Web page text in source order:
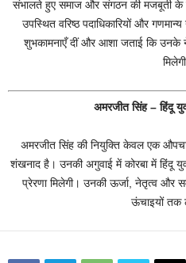
संभालते हुए समाज और संगठन की मजबूती के
उपस्थित वरिष्ठ पदाधिकारियों और
शुभकामनाएँ दीं और आशा जताई कि
अमरजीत सिंह – हिंदू
अमरजीत सिंह की नियुक्ति केवल एक
शंखनाद है। उनकी अगुवाई में कोरबा में हिंदू
प्रेरणा मिलेगी। उनकी ऊर्जा, नेतृत्व और
ऊंचाइयों तक